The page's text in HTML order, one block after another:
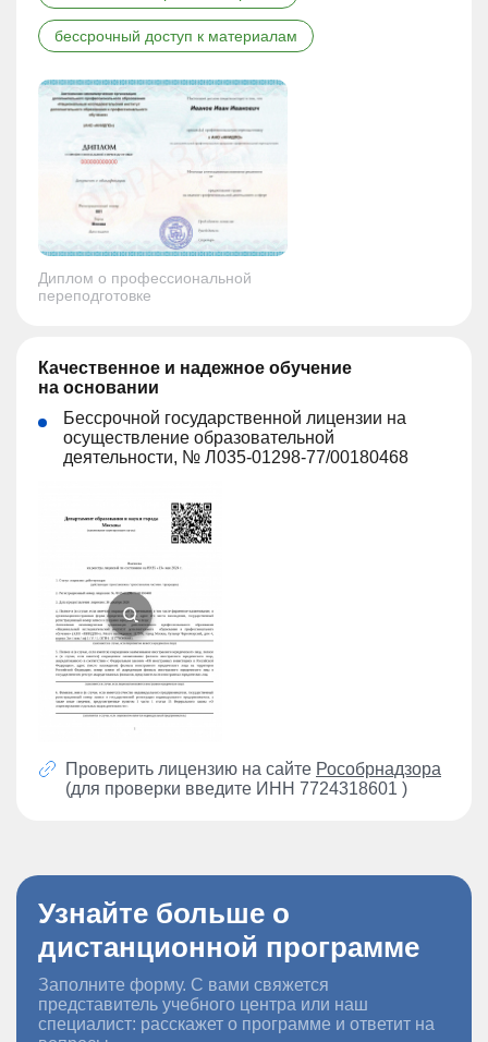
бессрочный доступ к материалам
Диплом о профессиональной
переподготовке
Качественное и надежное обучение
на основании
Бессрочной государственной лицензии на
осуществление образовательной
деятельности, № Л035-01298-77/00180468
Проверить лицензию на сайте Рособрнадзора
(для проверки введите ИНН 7724318601 )
Узнайте больше о
дистанционной программе
Заполните форму. С вами свяжется
представитель учебного центра или наш
специалист: расскажет о программе и ответит на